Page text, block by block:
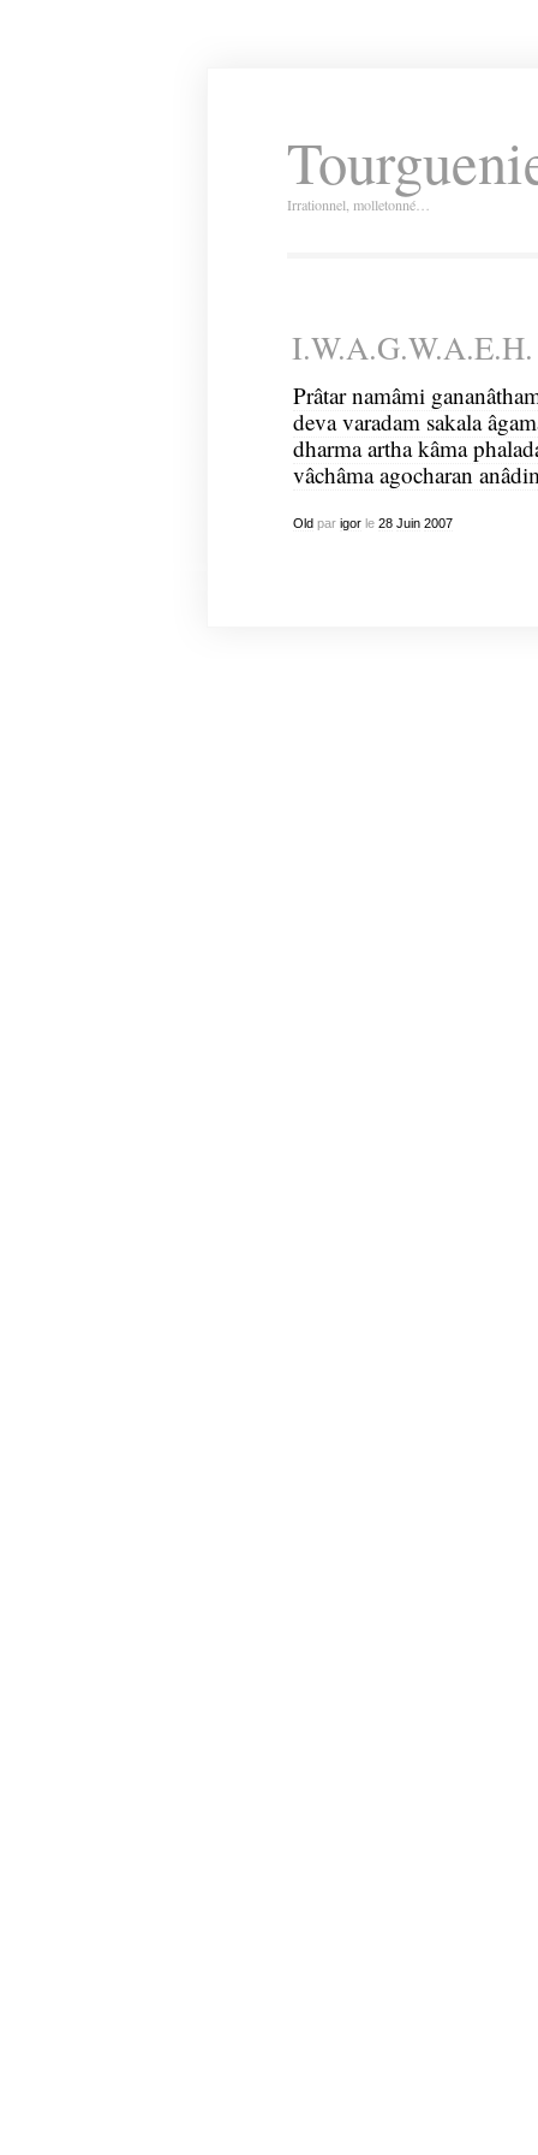
Irrationnel, molletonné…
I.W.A.G.W.A.E.H.
Prâtar namâmi
deva varadam sakala
dharma artha kâma
vâchâma agocharan
Oldpar igorle 28 Juin 2007